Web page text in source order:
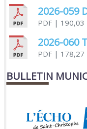
PDF| 190,03
PDF| 178,27
BULLETIN